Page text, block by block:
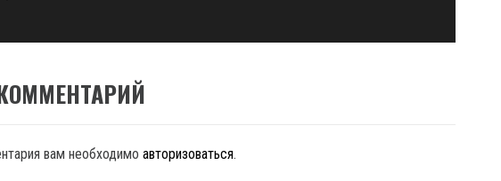
вам необходимо авторизоваться.